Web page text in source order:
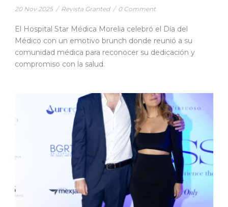
20 Nov 2025 / Revista Granted / 0 Comment
El Hospital Star Médica Morelia celebró el Día del
Médico con un emotivo brunch donde reunió a su
comunidad médica para reconocer su dedicación y
compromiso con la salud.